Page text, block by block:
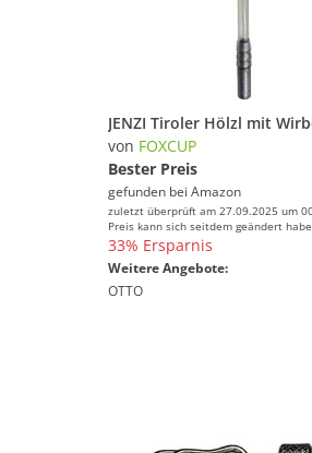
von FOXCUP
Bester Preis
gefunden bei Amazon
zuletzt überprüft am 27.09.2025 um
Preis kann sich seitdem geändert
33% Ersparnis
Weitere Angebote:
OTTO